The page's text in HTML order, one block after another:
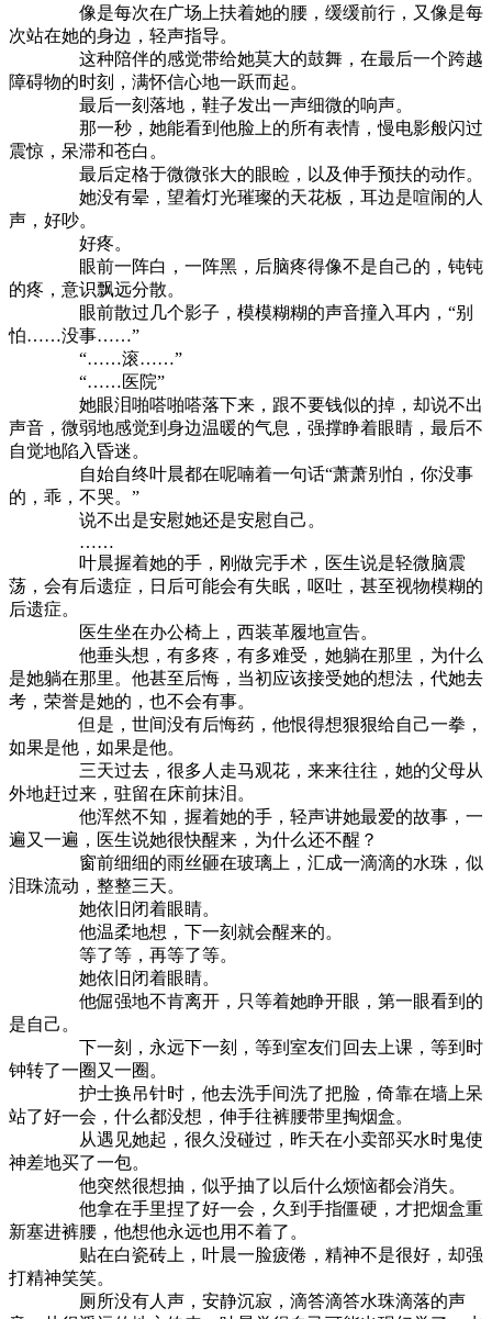
像是每次在广场上扶着她的腰，缓缓前行，又像是每
次站在她的身边，轻声指导。
这种陪伴的感觉带给她莫大的鼓舞，在最后一个跨越
障碍物的时刻，满怀信心地一跃而起。
最后一刻落地，鞋子发出一声细微的响声。
那一秒，她能看到他脸上的所有表情，慢电影般闪过
震惊，呆滞和苍白。
最后定格于微微张大的眼睑，以及伸手预扶的动作。
她没有晕，望着灯光璀璨的天花板，耳边是喧闹的人
声，好吵。
好疼。
眼前一阵白，一阵黑，后脑疼得像不是自己的，钝钝
的疼，意识飘远分散。
眼前散过几个影子，模模糊糊的声音撞入耳内，“别
怕……没事……”
“……滚……”
“……医院”
她眼泪啪嗒啪嗒落下来，跟不要钱似的掉，却说不出
声音，微弱地感觉到身边温暖的气息，强撑睁着眼睛，最后不
自觉地陷入昏迷。
自始自终叶晨都在呢喃着一句话“萧萧别怕，你没事
的，乖，不哭。”
说不出是安慰她还是安慰自己。
……
叶晨握着她的手，刚做完手术，医生说是轻微脑震
荡，会有后遗症，日后可能会有失眠，呕吐，甚至视物模糊的
后遗症。
医生坐在办公椅上，西装革履地宣告。
他垂头想，有多疼，有多难受，她躺在那里，为什么
是她躺在那里。他甚至后悔，当初应该接受她的想法，代她去
考，荣誉是她的，也不会有事。
但是，世间没有后悔药，他恨得想狠狠给自己一拳，
如果是他，如果是他。
三天过去，很多人走马观花，来来往往，她的父母从
外地赶过来，驻留在床前抹泪。
他浑然不知，握着她的手，轻声讲她最爱的故事，一
遍又一遍，医生说她很快醒来，为什么还不醒？
窗前细细的雨丝砸在玻璃上，汇成一滴滴的水珠，似
泪珠流动，整整三天。
她依旧闭着眼睛。
他温柔地想，下一刻就会醒来的。
等了等，再等了等。
她依旧闭着眼睛。
他倔强地不肯离开，只等着她睁开眼，第一眼看到的
是自己。
下一刻，永远下一刻，等到室友们回去上课，等到时
钟转了一圈又一圈。
护士换吊针时，他去洗手间洗了把脸，倚靠在墙上呆
站了好一会，什么都没想，伸手往裤腰带里掏烟盒。
从遇见她起，很久没碰过，昨天在小卖部买水时鬼使
神差地买了一包。
他突然很想抽，似乎抽了以后什么烦恼都会消失。
他拿在手里捏了好一会，久到手指僵硬，才把烟盒重
新塞进裤腰，他想他永远也用不着了。
贴在白瓷砖上，叶晨一脸疲倦，精神不是很好，却强
打精神笑笑。
厕所没有人声，安静沉寂，滴答滴答水珠滴落的声